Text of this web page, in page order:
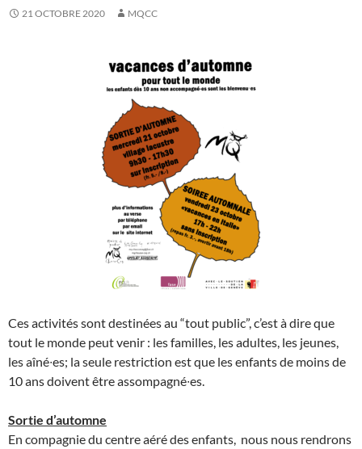
21 OCTOBRE 2020 MQCC
Ces activités sont destinées au “tout public”, c’est à dire que
tout le monde peut venir : les familles, les adultes, les jeunes,
les aîné∙es; la seule restriction est que les enfants de moins de
10 ans doivent être assompagné∙es.
Sortie d’automne
En compagnie du centre aéré des enfants, nous nous rendrons